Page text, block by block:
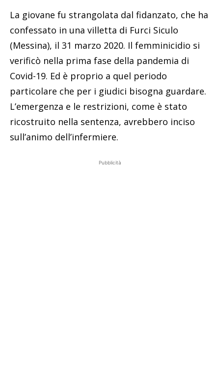
La giovane fu strangolata dal fidanzato, che ha
confessato in una villetta di Furci Siculo
(Messina), il 31 marzo 2020. Il femminicidio si
verificò nella prima fase della pandemia di
Covid-19. Ed è proprio a quel periodo
particolare che per i giudici bisogna guardare.
L’emergenza e le restrizioni, come è stato
ricostruito nella sentenza, avrebbero inciso
sull’animo dell’infermiere.
Pubblicità